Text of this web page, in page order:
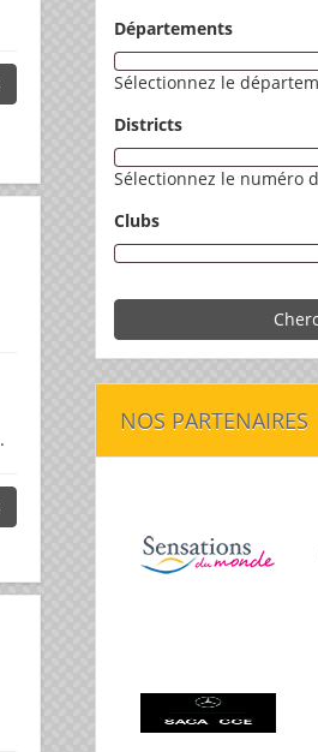
Départements
Sélectionnez le
Districts
Sélectionnez le numéro
Clubs
NOS PARTENAIRES